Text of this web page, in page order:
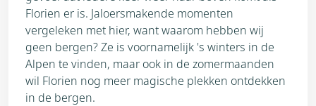
Florien er is. Jaloersmakende momenten
vergeleken met hier, want waarom hebben wij
geen bergen? Ze is voornamelijk 's winters in de
Alpen te vinden, maar ook in de zomermaanden
wil Florien nog meer magische plekken ontdekken
in de bergen.